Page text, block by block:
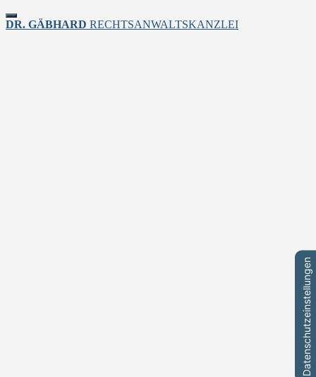
Toggle
navigation
DR. GÄBHARD RECHTSANWALTSKANZLEI
Datenschutzeinstellungen